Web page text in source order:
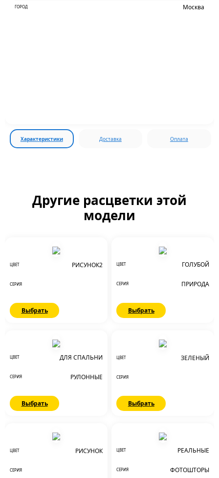
ГОРОД Москва
Характеристики Доставка Оплата
Другие расцветки этой
модели
ЦВЕТ РИСУНОК2
СЕРИЯ
Выбрать
ЦВЕТ ГОЛУБОЙ
СЕРИЯ ПРИРОДА
Выбрать
ЦВЕТ ДЛЯ СПАЛЬНИ
СЕРИЯ РУЛОННЫЕ
Выбрать
ЦВЕТ ЗЕЛЕНЫЙ
СЕРИЯ
Выбрать
ЦВЕТ РИСУНОК
СЕРИЯ
ЦВЕТ РЕАЛЬНЫЕ
СЕРИЯ ФОТОШТОРЫ